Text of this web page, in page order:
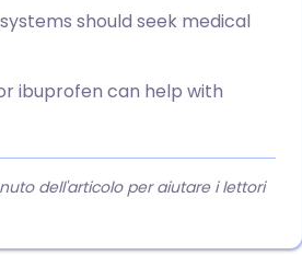
should seek medical
ibuprofen can help with
dell'articolo per aiutare i lettori